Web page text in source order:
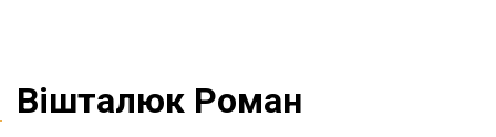
Вішталюк Роман